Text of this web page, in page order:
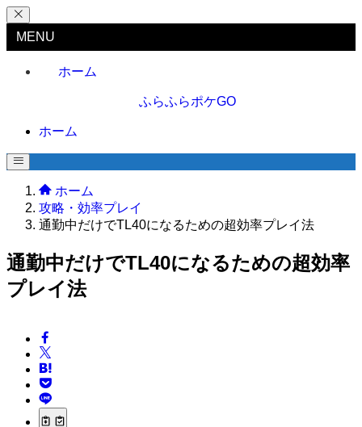
MENU
ホーム
ホーム
ホーム
攻略・効率プレイ
通勤中だけでTL40になるための超効率プレイ法
通勤中だけでTL40になるための超効率
プレイ法